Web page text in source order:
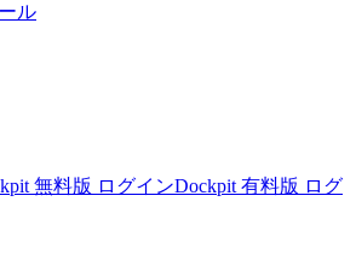
ル
無料版 ログインDockpit 有料版 ログ